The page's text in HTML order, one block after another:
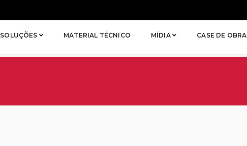
SOLUÇÕES MATERIAL TÉCNICO MÍDIA CASE DE OBRA